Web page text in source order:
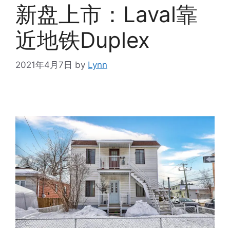
新盘上市：Laval靠
近地铁Duplex
2021年4月7日 by Lynn